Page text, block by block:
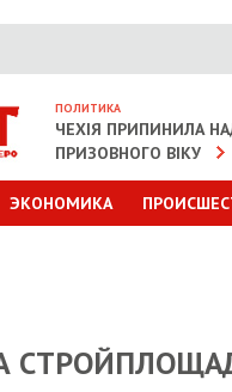
ПОЛИТИКА
ЧЕХІЯ ПРИПИНИЛА
ПРИЗОВНОГО ВІКУ
ЭКОНОМИКА